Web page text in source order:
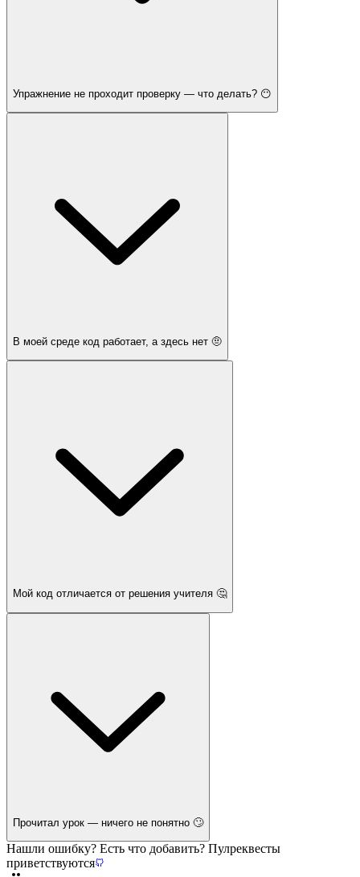
Упражнение не проходит проверку — что делать? 😶
В моей среде код работает, а здесь нет 🤨
Мой код отличается от решения учителя 🤔
Прочитал урок — ничего не понятно 🙄
Нашли ошибку? Есть что добавить? Пулреквесты
приветствуются